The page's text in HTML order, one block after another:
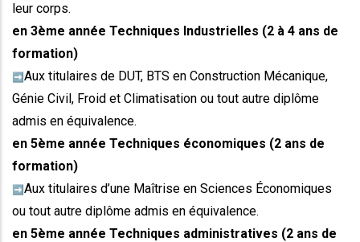
leur corps.
en 3ème année Techniques Industrielles (2 à 4 ans de
formation)
➡️ Aux titulaires de DUT, BTS en Construction Mécanique,
Génie Civil, Froid et Climatisation ou tout autre diplôme
admis en équivalence.
en 5ème année Techniques économiques (2 ans de
formation)
➡️ Aux titulaires d’une Maîtrise en Sciences Économiques
ou tout autre diplôme admis en équivalence.
en 5ème année Techniques administratives (2 ans de